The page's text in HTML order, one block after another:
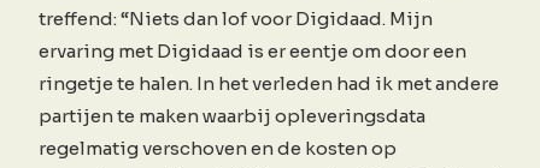
treffend: “Niets dan lof voor Digidaad. Mijn
ervaring met Digidaad is er eentje om door een
ringetje te halen. In het verleden had ik met andere
partijen te maken waarbij opleveringsdata
regelmatig verschoven en de kosten op